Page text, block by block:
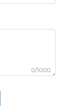
0/1000